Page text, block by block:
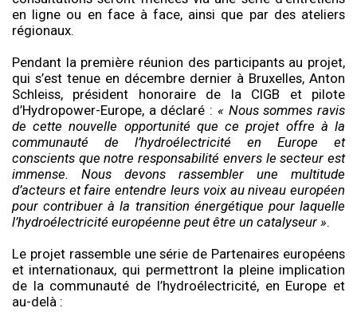
en ligne ou en face à face, ainsi que par des ateliers
régionaux.
Pendant la première réunion des participants au projet,
qui s’est tenue en décembre dernier à Bruxelles, Anton
Schleiss, président honoraire de la CIGB et pilote
d’Hydropower-Europe, a déclaré : « Nous sommes ravis
de cette nouvelle opportunité que ce projet offre à la
communauté de l’hydroélectricité en Europe et
conscients que notre responsabilité envers le secteur est
immense. Nous devons rassembler une multitude
d’acteurs et faire entendre leurs voix au niveau européen
pour contribuer à la transition énergétique pour laquelle
l’hydroélectricité européenne peut être un catalyseur ».
Le projet rassemble une série de Partenaires européens
et internationaux, qui permettront la pleine implication
de la communauté de l’hydroélectricité, en Europe et
au-delà :